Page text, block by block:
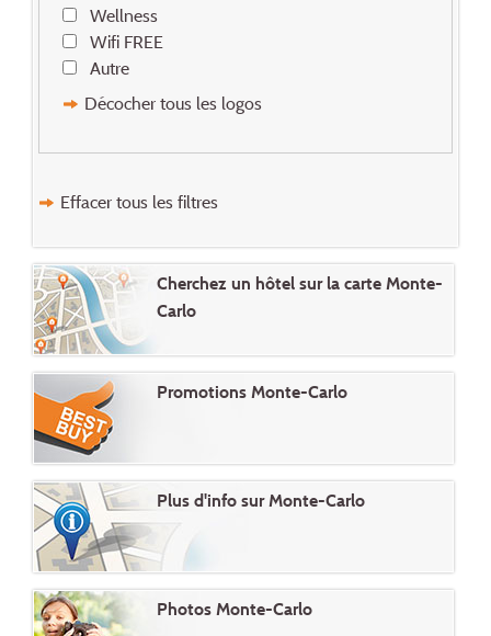
Wellness
Wifi FREE
Autre
Décocher tous les logos
Effacer tous les filtres
Cherchez un hôtel sur la carte Monte-
Carlo
Promotions Monte-Carlo
Plus d'info sur Monte-Carlo
Photos Monte-Carlo